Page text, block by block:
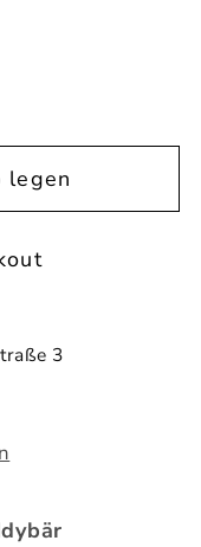
legen
3